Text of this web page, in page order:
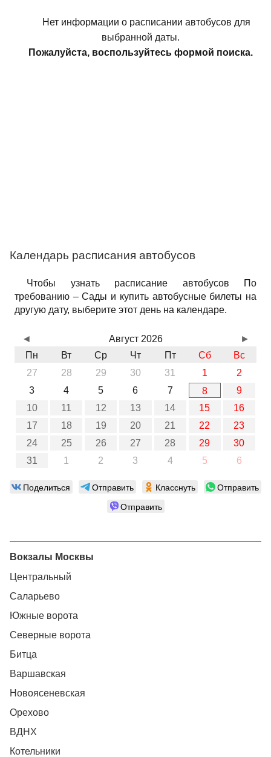
Нет информации о расписании автобусов для
выбранной даты.
Пожалуйста, воспользуйтесь формой поиска.
Календарь расписания автобусов
Чтобы узнать расписание автобусов По
требованию – Сады и купить автобусные билеты на
другую дату, выберите этот день на календаре.
Август 2026
Пн
Вт Ср Чт Пт Сб
Вс
27
28 29 30 31 1
2
3
4 5 6 7 8
9
10
11 12 13 14 15
16
17
18 19 20 21 22
23
24
25 26 27 28 29
30
31
1 2 3 4 5 6
◄ ►
Поделиться Отправить Класснуть
Отправить
Отправить
Вокзалы Москвы
Центральный
Саларьево
Южные ворота
Северные ворота
Битца
Варшавская
Новоясеневская
Орехово
ВДНХ
Котельники